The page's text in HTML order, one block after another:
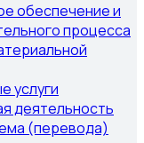
обеспечение и
процесса
услуги
деятельность
(перевода)